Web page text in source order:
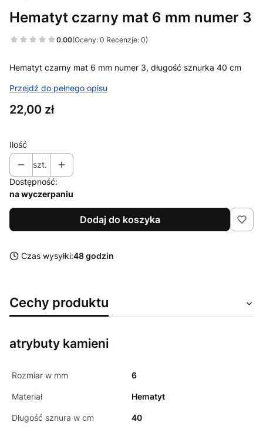
Hematyt czarny mat 6 mm numer 3
0.00(Oceny: 0 Recenzje: 0)
Hematyt czarny mat 6 mm numer 3, długość sznurka 40 cm
Przejdź do pełnego opisu
Cena
22,00 zł
Ilość
szt.
Dostępność:
na wyczerpaniu
Dodaj do koszyka
Czas wysyłki:48 godzin
Cechy produktu
atrybuty kamieni
Rozmiar w mm 6
Materiał Hematyt
Długość sznura w cm 40